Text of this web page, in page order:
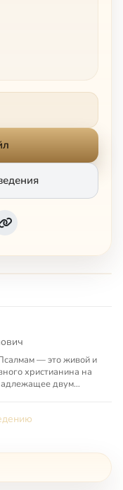
— это живой и
христианина на
двум